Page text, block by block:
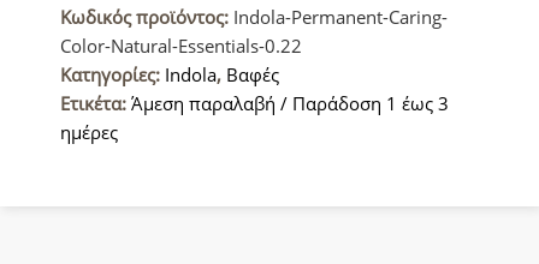
&
Essentials
Βαφή
μαλλιών
0.22
Κωδικός προϊόντος: Indola-Permanent-Caring-
Color-Natural-Essentials-0.22
Κατηγορίες: Indola, Βαφές
Ετικέτα: Άμεση παραλαβή / Παράδοση 1 έως 3
ημέρες